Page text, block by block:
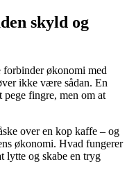
skyld og
forbinder økonomi med
ikke være sådan. En
pege fingre, men om at
over en kop kaffe – og
økonomi. Hvad fungerer
lytte og skabe en tryg